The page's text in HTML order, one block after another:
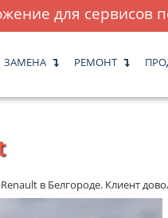
для сервисов
ЗАМЕНА РЕМОНТ
в Белгороде. Клиент